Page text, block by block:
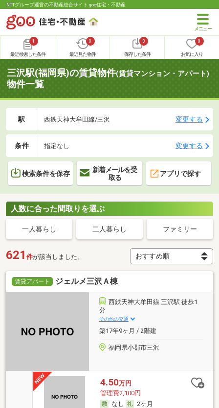
NTTグループ運営の不動産総合サイト goo住宅・不動産
1
最近検索した条件
0
最近見た物件
0
保存した条件
0
お気に入り
三沢駅(福岡県)の賃貸物件(賃貸マンション・アパート)
物件一覧
駅 西鉄天神大牟田線/三沢 変更する
条件 指定なし 変更する
検索条件を保存
新着メールを受
取る
アプリで探す
人数に合った間取りを選ぶ
一人暮らし 二人暮らし ファミリー
621 件が該当しました。
賃貸アパート ジェルメ三沢Ａ棟
西鉄天神大牟田線 三沢駅 徒歩1
分
その他の交通
築17年9ヶ月 / 2階建
福岡県小郡市三沢
4.50万円
管理費2,100円
なし
2ヶ月